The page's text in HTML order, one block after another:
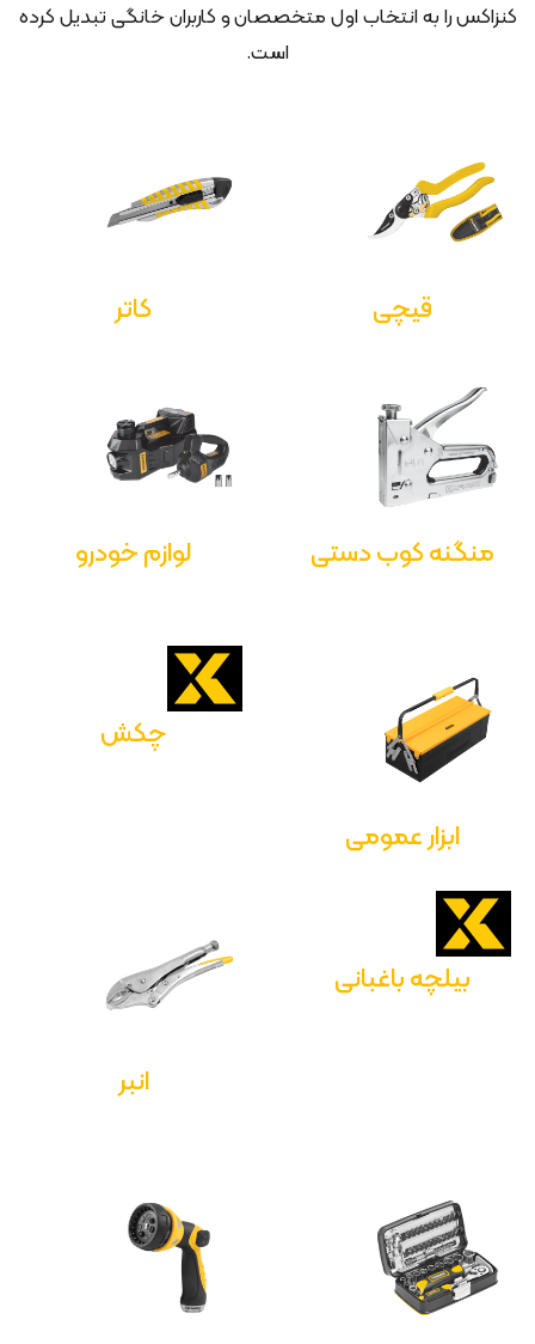
کنزاکس را به انتخاب اول متخصصان و کاربران خانگی تبدیل کرده
است.
قیچی کاتر
منگنه کوب دستی لوازم خودرو
ابزار عمومی
چکش
بیلچه باغبانی
انبر